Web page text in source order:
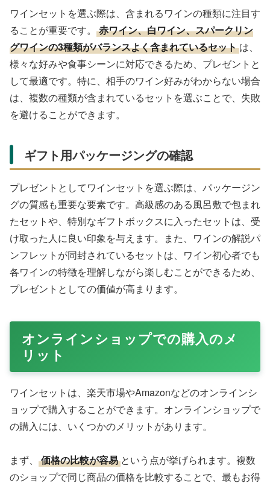
ワインセットを選ぶ際は、含まれるワインの種類に注目す
ることが重要です。
赤ワイン、白ワイン、スパークリン
グワインの3種類がバランスよく含まれているセット は、
様々な好みや食事シーンに対応できるため、プレゼントと
して最適です。特に、相手のワイン好みがわからない場合
は、複数の種類が含まれているセットを選ぶことで、失敗
を避けることができます。
ギフト用パッケージングの確認
プレゼントとしてワインセットを選ぶ際は、パッケージン
グの質感も重要な要素です。高級感のある風呂敷で包まれ
たセットや、特別なギフトボックスに入ったセットは、受
け取った人に良い印象を与えます。また、ワインの解説パ
ンフレットが同封されているセットは、ワイン初心者でも
各ワインの特徴を理解しながら楽しむことができるため、
プレゼントとしての価値が高まります。
オンラインショップでの購入のメ
リット
ワインセットは、楽天市場やAmazonなどのオンラインシ
ョップで購入することができます。オンラインショップで
の購入には、いくつかのメリットがあります。
まず、 価格の比較が容易 という点が挙げられます。複数
のショップで同じ商品の価格を比較することで、最もお得